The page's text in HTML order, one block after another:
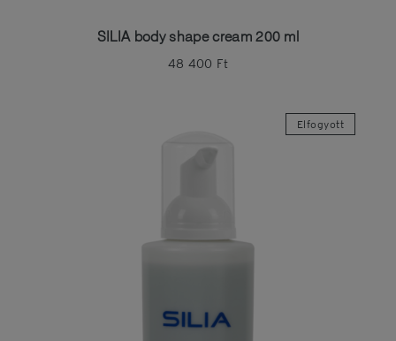
SILIA body shape cream 200 ml
48 400 Ft
Elfogyott